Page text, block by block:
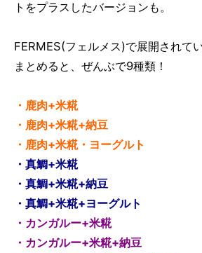
トをプラスしたバージョンも。
FERMES(フェルメス)で展開されて
まとめると、ぜんぶで9種類！
・鹿肉+米糀
・鹿肉+米糀+納豆
・鹿肉+米糀・ヨーグルト
・真鯛+米糀
・真鯛+米糀+納豆
・真鯛+米糀+ヨーグルト
・カンガルー+米糀
・カンガルー+米糀+納豆